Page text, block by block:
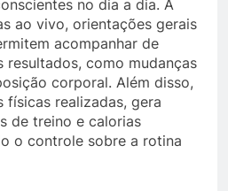
no dia a dia. A
ao vivo, orientações gerais
acompanhar de
como mudanças
corporal. Além disso,
físicas realizadas, gera
de treino e calorias
o controle sobre a rotina